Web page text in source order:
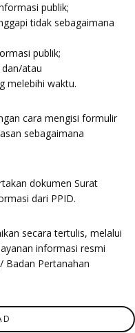
publik;
tidak sebagaimana
publik;
atau
melebihi waktu.
cara mengisi formulir
sebagaimana
dokumen Surat
dari PPID.
secara tertulis, melalui
informasi resmi
Badan Pertanahan